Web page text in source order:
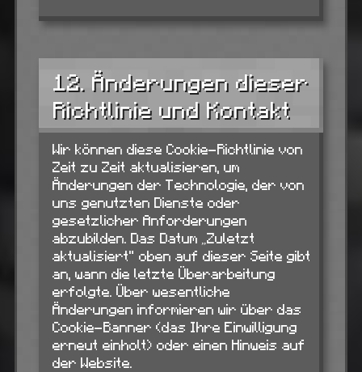
12. Änderungen dieser
Richtlinie und Kontakt
Wir können diese Cookie-Richtlinie von
Zeit zu Zeit aktualisieren, um
Änderungen der Technologie, der von
uns genutzten Dienste oder
gesetzlicher Anforderungen
abzubilden. Das Datum „Zuletzt
aktualisiert“ oben auf dieser Seite gibt
an, wann die letzte Überarbeitung
erfolgte. Über wesentliche
Änderungen informieren wir über das
Cookie-Banner (das Ihre Einwilligung
erneut einholt) oder einen Hinweis auf
der Website.